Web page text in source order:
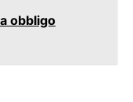
obbligo